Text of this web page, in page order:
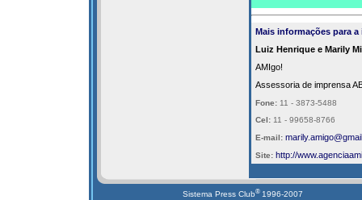
Mais informações para a
Luiz Henrique e Marily
AMIgo!
Assessoria de imprensa
Fone: 11 - 3873-5488
Cel:11 - 99658-8766
E-mail:
Site: http://
Sistema Press Club® 1996-2007